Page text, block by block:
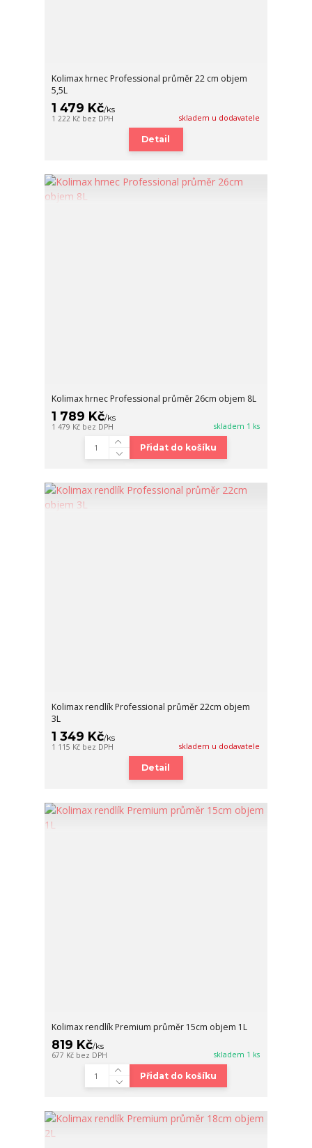
Kolimax hrnec Professional průměr 22 cm objem
5,5L
1 479 Kč/ks
1 222 Kč bez DPH skladem u dodavatele
Detail
Kolimax hrnec Professional průměr 26cm objem 8L
1 789 Kč/ks
1 479 Kč bez DPH skladem 1 ks
Přidat do košíku
Kolimax rendlík Professional průměr 22cm objem
3L
1 349 Kč/ks
1 115 Kč bez DPH skladem u dodavatele
Detail
Kolimax rendlík Premium průměr 15cm objem 1L
819 Kč/ks
677 Kč bez DPH skladem 1 ks
Přidat do košíku